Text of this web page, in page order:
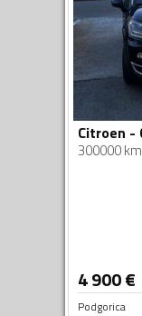
300000 km
4 900€
Podgorica